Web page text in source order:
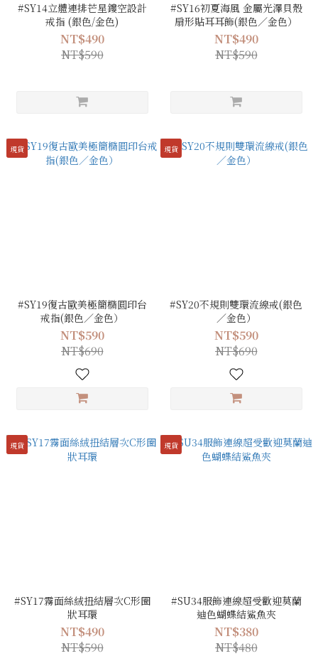
#SY14立體連排芒星鏤空設計
戒指 (銀色/金色)
NT$490
NT$590
#SY16初夏海風 金屬光澤貝殼
扇形貼耳耳飾(銀色／金色）
NT$490
NT$590
現貨
#SY19復古歐美極簡橢圓印台
戒指(銀色／金色）
NT$590
NT$690
現貨
#SY20不規則雙環流線戒(銀色
／金色）
NT$590
NT$690
現貨
#SY17霧面絲絨扭結層次C形圈
狀耳環
NT$490
NT$590
現貨
#SU34服飾連線超受歡迎莫蘭
迪色蝴蝶結鯊魚夾
NT$380
NT$480